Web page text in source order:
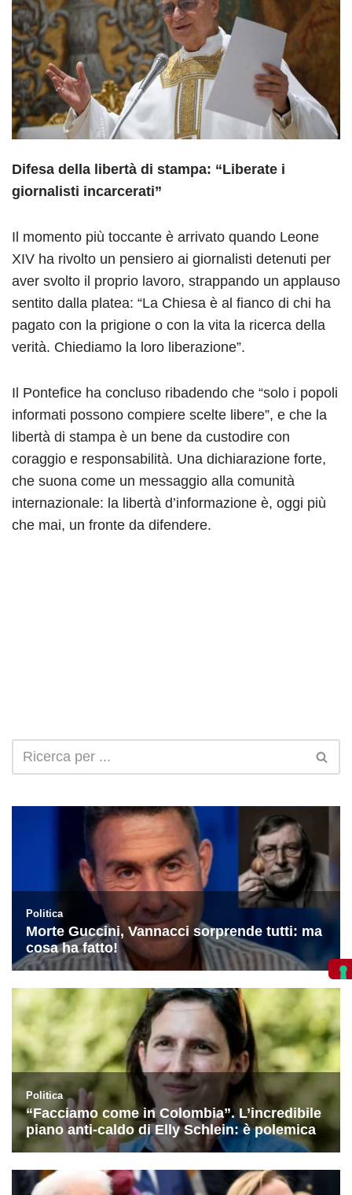
Difesa della libertà di stampa: “Liberate i
giornalisti incarcerati”
Il momento più toccante è arrivato quando Leone
XIV ha rivolto un pensiero ai giornalisti detenuti per
aver svolto il proprio lavoro, strappando un applauso
sentito dalla platea: “La Chiesa è al fianco di chi ha
pagato con la prigione o con la vita la ricerca della
verità. Chiediamo la loro liberazione”.
Il Pontefice ha concluso ribadendo che “solo i popoli
informati possono compiere scelte libere”, e che la
libertà di stampa è un bene da custodire con
coraggio e responsabilità. Una dichiarazione forte,
che suona come un messaggio alla comunità
internazionale: la libertà d’informazione è, oggi più
che mai, un fronte da difendere.